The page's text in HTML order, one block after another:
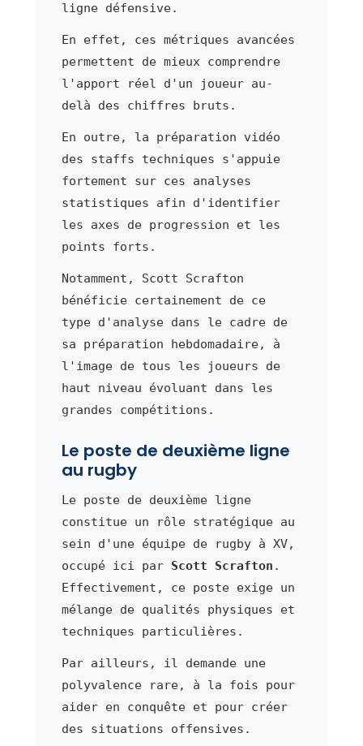
ligne défensive.
En effet, ces métriques avancées
permettent de mieux comprendre
l'apport réel d'un joueur au-
delà des chiffres bruts.
En outre, la préparation vidéo
des staffs techniques s'appuie
fortement sur ces analyses
statistiques afin d'identifier
les axes de progression et les
points forts.
Notamment, Scott Scrafton
bénéficie certainement de ce
type d'analyse dans le cadre de
sa préparation hebdomadaire, à
l'image de tous les joueurs de
haut niveau évoluant dans les
grandes compétitions.
Le poste de deuxième ligne
au rugby
Le poste de deuxième ligne
constitue un rôle stratégique au
sein d'une équipe de rugby à XV,
occupé ici par Scott Scrafton .
Effectivement, ce poste exige un
mélange de qualités physiques et
techniques particulières.
Par ailleurs, il demande une
polyvalence rare, à la fois pour
aider en conquête et pour créer
des situations offensives.